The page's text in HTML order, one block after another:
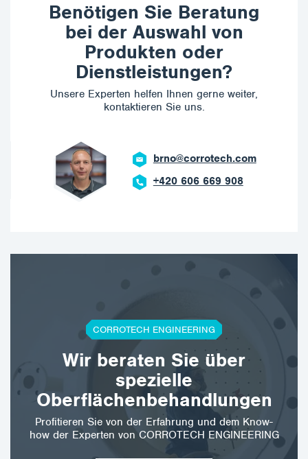
Benötigen Sie Beratung
bei der Auswahl von
Produkten oder
Dienstleistungen?
Unsere Experten helfen Ihnen gerne weiter,
kontaktieren Sie uns.
brno@corrotech.com
+420 606 669 908
CORROTECH ENGINEERING
Wir beraten Sie über
spezielle
Oberflächenbehandlungen
Profitieren Sie von der Erfahrung und dem Know-
how der Experten von CORROTECH ENGINEERING